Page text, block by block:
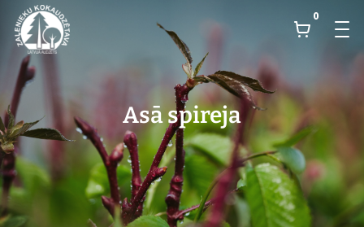
0
Asā spireja